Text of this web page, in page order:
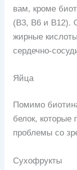
вам, кроме
(B3, B6 и B12).
жирные
сердечно-
Яйца
Помимо
белок, которые
проблемы со
Сухофрукты